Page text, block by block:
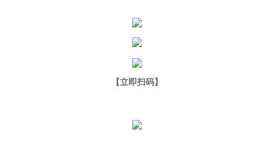
【立即扫码】